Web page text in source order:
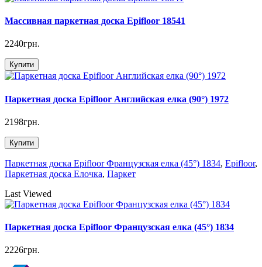
Массивная паркетная доска Еpifloor 18541
2240грн.
Купити
Паркетная доска Еpifloor Английская елка (90°) 1972
2198грн.
Купити
Паркетная доска Еpifloor Французская елка (45°) 1834, Epifloor,
Паркетная доска Елочка, Паркет
Last Viewed
Паркетная доска Еpifloor Французская елка (45°) 1834
2226грн.